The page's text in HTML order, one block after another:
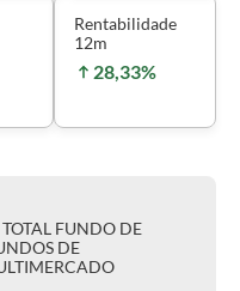
Rentabilidade
12m
28,33%
FUNDO DE
DE